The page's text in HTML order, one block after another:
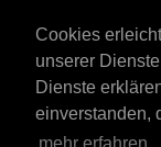
Cookies
unserer
Dienste
einverstanden,
Datenschutz
Impressum